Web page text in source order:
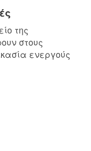
της
στους
ενεργούς